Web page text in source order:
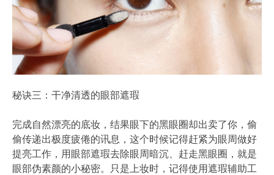
秘诀三：干净清透的眼部遮瑕
完成自然漂亮的底妆，结果眼下的黑眼圈却出卖了你，偷
偷传递出极度疲倦的讯息，这个时候记得赶紧为眼周做好
提亮工作，用眼部遮瑕去除眼周暗沉、赶走黑眼圈，就是
眼部伪素颜的小秘密。只是上妆时，记得使用遮瑕辅助工